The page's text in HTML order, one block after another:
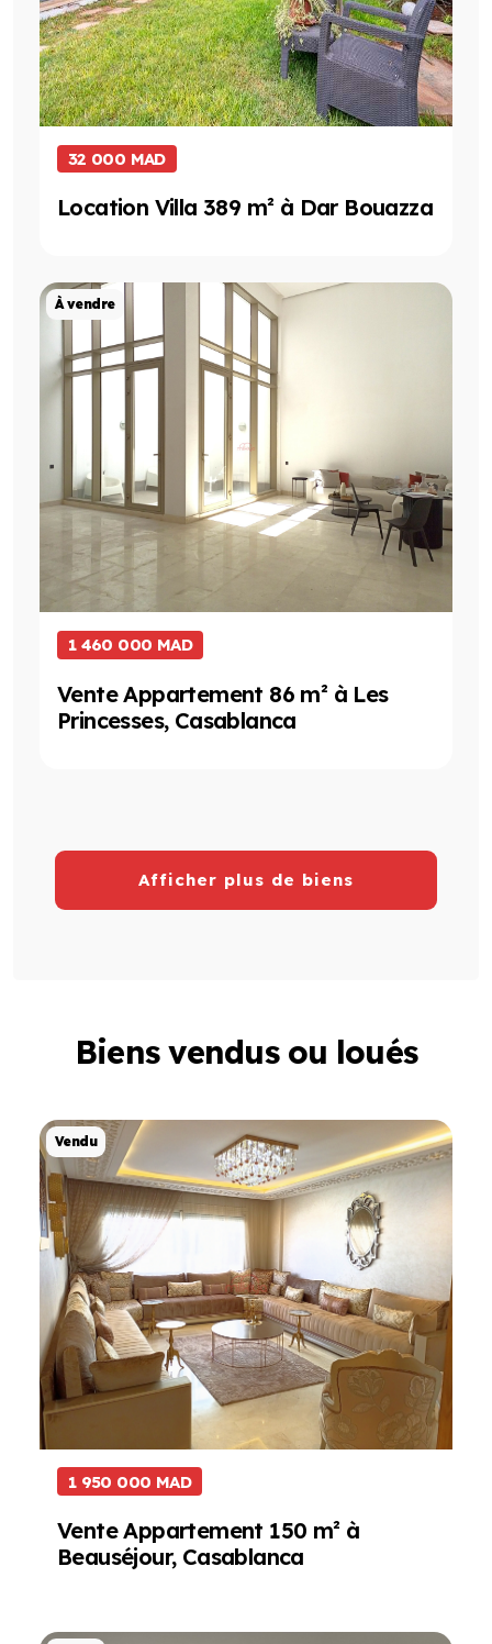
32 000 MAD
Location Villa 389 m² à Dar Bouazza
À vendreProjet de Vente
1 460 000 MAD
Vente Appartement 86 m² à Les
Princesses, Casablanca
Afficher plus de biens
Biens vendus ou loués
VenduProjet de Vente
1 950 000 MAD
Vente Appartement 150 m² à
Beauséjour, Casablanca